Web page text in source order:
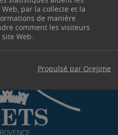
par la collecte et la
de manière
comment les visiteurs
Web.
Propulsé par Orejime